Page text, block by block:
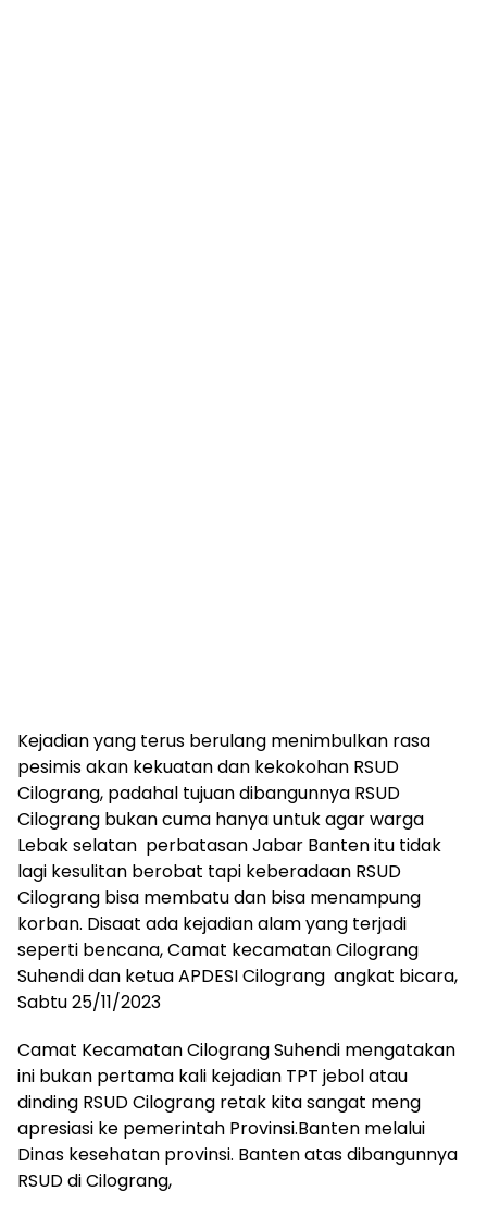
Kejadian yang terus berulang menimbulkan rasa
pesimis akan kekuatan dan kekokohan RSUD
Cilograng, padahal tujuan dibangunnya RSUD
Cilograng bukan cuma hanya untuk agar warga
Lebak selatan perbatasan Jabar Banten itu tidak
lagi kesulitan berobat tapi keberadaan RSUD
Cilograng bisa membatu dan bisa menampung
korban. Disaat ada kejadian alam yang terjadi
seperti bencana, Camat kecamatan Cilograng
Suhendi dan ketua APDESI Cilograng angkat bicara,
Sabtu 25/11/2023
Camat Kecamatan Cilograng Suhendi mengatakan
ini bukan pertama kali kejadian TPT jebol atau
dinding RSUD Cilograng retak kita sangat meng
apresiasi ke pemerintah Provinsi.Banten melalui
Dinas kesehatan provinsi. Banten atas dibangunnya
RSUD di Cilograng,